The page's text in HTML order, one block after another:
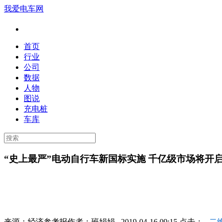
我爱电车网
首页
行业
公司
数据
人物
图说
充电桩
车库
“史上最严”电动自行车新国标实施 千亿级市场将开